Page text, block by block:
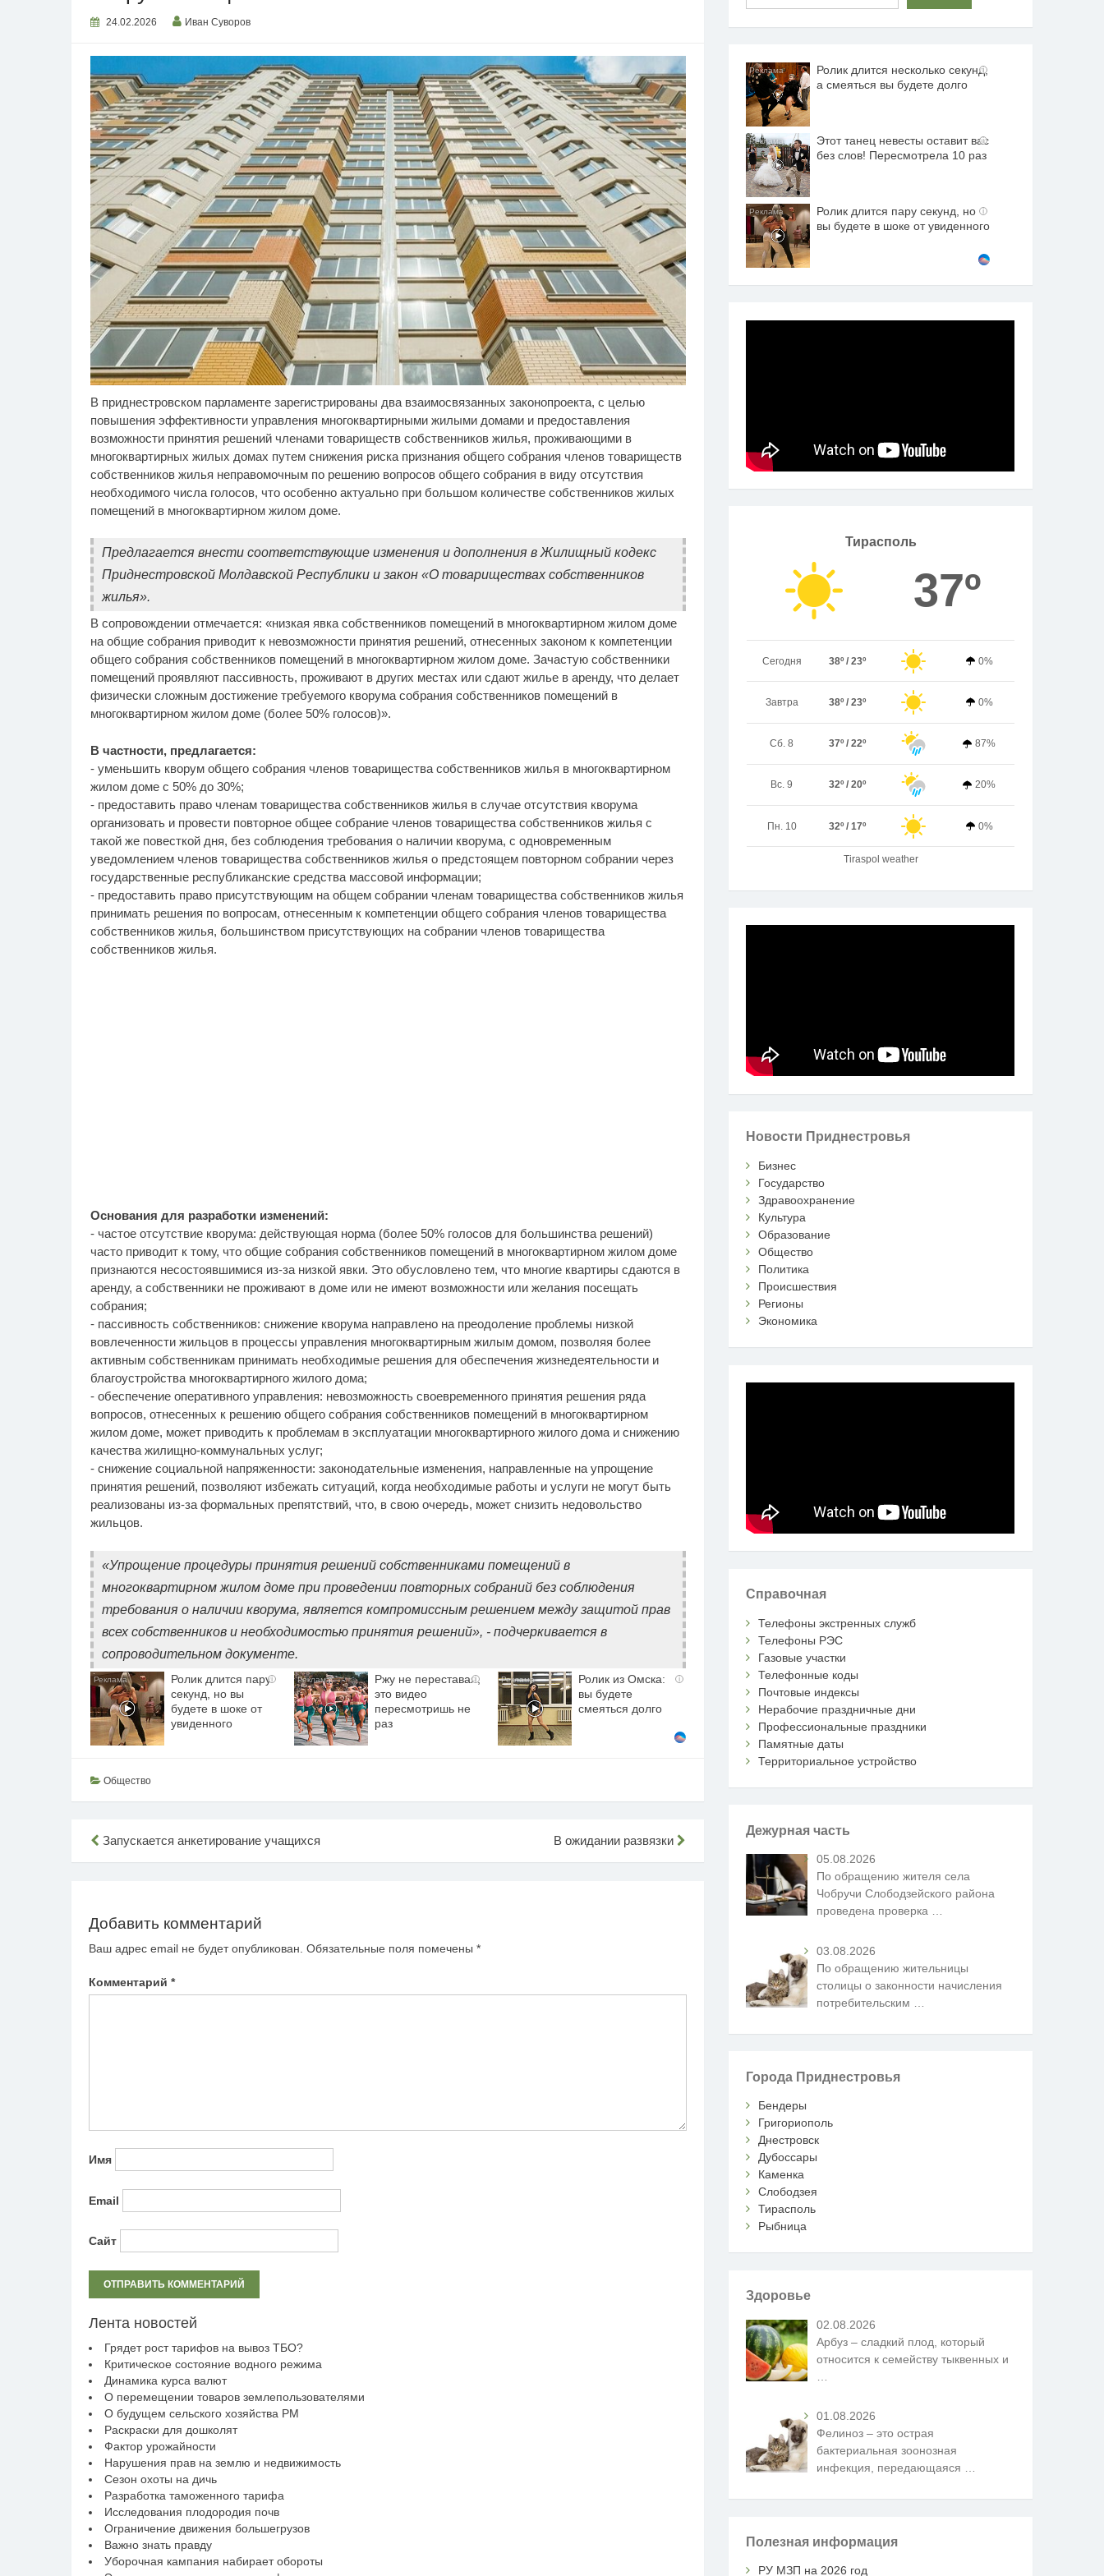
24.02.2026 Иван Суворов
В приднестровском парламенте зарегистрированы два взаимосвязанных законопроекта, с целью
повышения эффективности управления многоквартирными жилыми домами и предоставления
возможности принятия решений членами товариществ собственников жилья, проживающими в
многоквартирных жилых домах путем снижения риска признания общего собрания членов товариществ
собственников жилья неправомочным по решению вопросов общего собрания в виду отсутствия
необходимого числа голосов, что особенно актуально при большом количестве собственников жилых
помещений в многоквартирном жилом доме.
Предлагается внести соответствующие изменения и дополнения в Жилищный кодекс
Приднестровской Молдавской Республики и закон «О товариществах собственников
жилья».
В сопровождении отмечается: «низкая явка собственников помещений в многоквартирном жилом доме
на общие собрания приводит к невозможности принятия решений, отнесенных законом к компетенции
общего собрания собственников помещений в многоквартирном жилом доме. Зачастую собственники
помещений проявляют пассивность, проживают в других местах или сдают жилье в аренду, что делает
физически сложным достижение требуемого кворума собрания собственников помещений в
многоквартирном жилом доме (более 50% голосов)».
В частности, предлагается:
- уменьшить кворум общего собрания членов товарищества собственников жилья в многоквартирном
жилом доме с 50% до 30%;
- предоставить право членам товарищества собственников жилья в случае отсутствия кворума
организовать и провести повторное общее собрание членов товарищества собственников жилья с
такой же повесткой дня, без соблюдения требования о наличии кворума, с одновременным
уведомлением членов товарищества собственников жилья о предстоящем повторном собрании через
государственные республиканские средства массовой информации;
- предоставить право присутствующим на общем собрании членам товарищества собственников жилья
принимать решения по вопросам, отнесенным к компетенции общего собрания членов товарищества
собственников жилья, большинством присутствующих на собрании членов товарищества
собственников жилья.
Основания для разработки изменений:
- частое отсутствие кворума: действующая норма (более 50% голосов для большинства решений)
часто приводит к тому, что общие собрания собственников помещений в многоквартирном жилом доме
признаются несостоявшимися из-за низкой явки. Это обусловлено тем, что многие квартиры сдаются в
аренду, а собственники не проживают в доме или не имеют возможности или желания посещать
собрания;
- пассивность собственников: снижение кворума направлено на преодоление проблемы низкой
вовлеченности жильцов в процессы управления многоквартирным жилым домом, позволяя более
активным собственникам принимать необходимые решения для обеспечения жизнедеятельности и
благоустройства многоквартирного жилого дома;
- обеспечение оперативного управления: невозможность своевременного принятия решения ряда
вопросов, отнесенных к решению общего собрания собственников помещений в многоквартирном
жилом доме, может приводить к проблемам в эксплуатации многоквартирного жилого дома и снижению
качества жилищно-коммунальных услуг;
- снижение социальной напряженности: законодательные изменения, направленные на упрощение
принятия решений, позволяют избежать ситуаций, когда необходимые работы и услуги не могут быть
реализованы из-за формальных препятствий, что, в свою очередь, может снизить недовольство
жильцов.
«Упрощение процедуры принятия решений собственниками помещений в
многоквартирном жилом доме при проведении повторных собраний без соблюдения
требования о наличии кворума, является компромиссным решением между защитой прав
всех собственников и необходимостью принятия решений», - подчеркивается в
сопроводительном документе.
i
Ролик длится пару
секунд, но вы
будете в шоке от
увиденного
i
Ржу не переставая,
это видео
пересмотришь не
раз
i
Ролик из Омска:
вы будете
смеяться долго
Общество
Навигация
Запускается анкетирование учащихся В ожидании развязки
Добавить комментарий
Ваш адрес email не будет опубликован. Обязательные поля помечены *
Комментарий *
Имя
Email
Сайт
Лента новостей
Грядет рост тарифов на вывоз ТБО?
Критическое состояние водного режима
Динамика курса валют
О перемещении товаров землепользователями
О будущем сельского хозяйства РМ
Раскраски для дошколят
Фактор урожайности
Нарушения прав на землю и недвижимость
Сезон охоты на дичь
Разработка таможенного тарифа
Исследования плодородия почв
Ограничение движения большегрузов
Важно знать правду
Уборочная кампания набирает обороты
i
Ролик длится несколько секунд,
а смеяться вы будете долго
i
Этот танец невесты оставит вас
без слов! Пересмотрела 10 раз
i
Ролик длится пару секунд, но
вы будете в шоке от увиденного
Тирасполь
37º
Сегодня 38º / 23º 0%
Завтра 38º / 23º 0%
Сб. 8 37º / 22º 87%
Вс. 9 32º / 20º 20%
Пн. 10 32º / 17º 0%
Tiraspol weather
Новости Приднестровья
Бизнес
Государство
Здравоохранение
Культура
Образование
Общество
Политика
Происшествия
Регионы
Экономика
Справочная
Телефоны экстренных служб
Телефоны РЭС
Газовые участки
Телефонные коды
Почтовые индексы
Нерабочие праздничные дни
Профессиональные праздники
Памятные даты
Территориальное устройство
Дежурная часть
05.08.2026
По обращению жителя села
Чобручи Слободзейского района
проведена проверка …
03.08.2026
По обращению жительницы
столицы о законности начисления
потребительским
Города Приднестровья
Бендеры
Григориополь
Днестровск
Дубоссары
Каменка
Слободзея
Тирасполь
Рыбница
Здоровье
02.08.2026
Арбуз – сладкий плод, который
относится к семейству тыквенных и
01.08.2026
Фелиноз – это острая
бактериальная зоонозная
инфекция, передающаяся
Полезная информация
РУ МЗП на 2026 год
i
Скрытая камера на
пляже Крыма: Что люди
вытворяют, когда их не
видят...
i
Ролик длится несколько
секунд, а смеяться вы
будете долго
Никогда не храните
огурцы в холодильнике:
есть один маленький
секрет